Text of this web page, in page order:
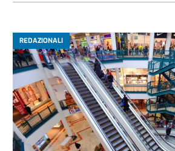
REDAZIONALI